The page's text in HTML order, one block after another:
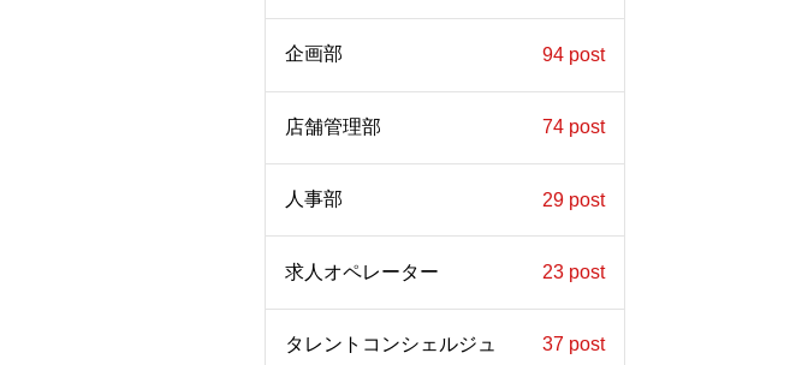
企画部 94 post
店舗管理部 74 post
人事部 29 post
求人オペレーター 23 post
タレントコンシェルジュ 37 post